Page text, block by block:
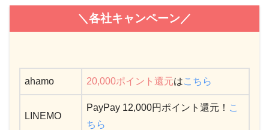
＼各社キャンペーン／
ahamo 20,000ポイント還元はこちら
LINEMO
PayPay 12,000円ポイント還元！ こ
ちら